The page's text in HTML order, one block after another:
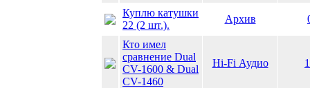
Куплю катушки
22 (2 шт.).
Архив
Кто имел
сравнение Dual
CV-1600 & Dual
CV-1460
Hi-Fi Аудио